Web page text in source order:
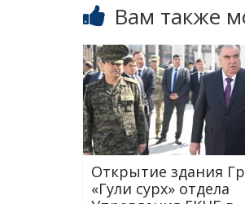
Вам также
Открытие здания
«Гули сурх» отдела